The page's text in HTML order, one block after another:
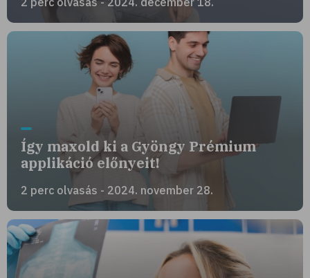
Így maxold ki a Gyöngy Prémium
applikáció előnyeit!
2 perc olvasás - 2024. november 28.